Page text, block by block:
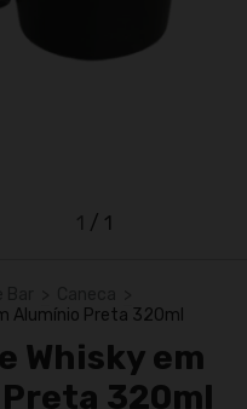
1 / 1
Alumínio Preta 320ml
Whisky em
320ml